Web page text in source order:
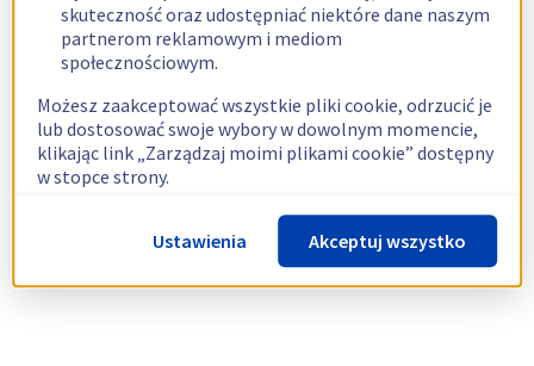
skuteczność oraz udostępniać niektóre dane naszym
partnerom reklamowym i mediom
społecznościowym.
Możesz zaakceptować wszystkie pliki cookie, odrzucić je
lub dostosować swoje wybory w dowolnym momencie,
klikając link „Zarządzaj moimi plikami cookie” dostępny
w stopce strony.
Więcej informacji znajdziesz w naszejpolityce
dotyczącej wykorzystywania plików cookie.
Ustawienia Akceptuj wszystko